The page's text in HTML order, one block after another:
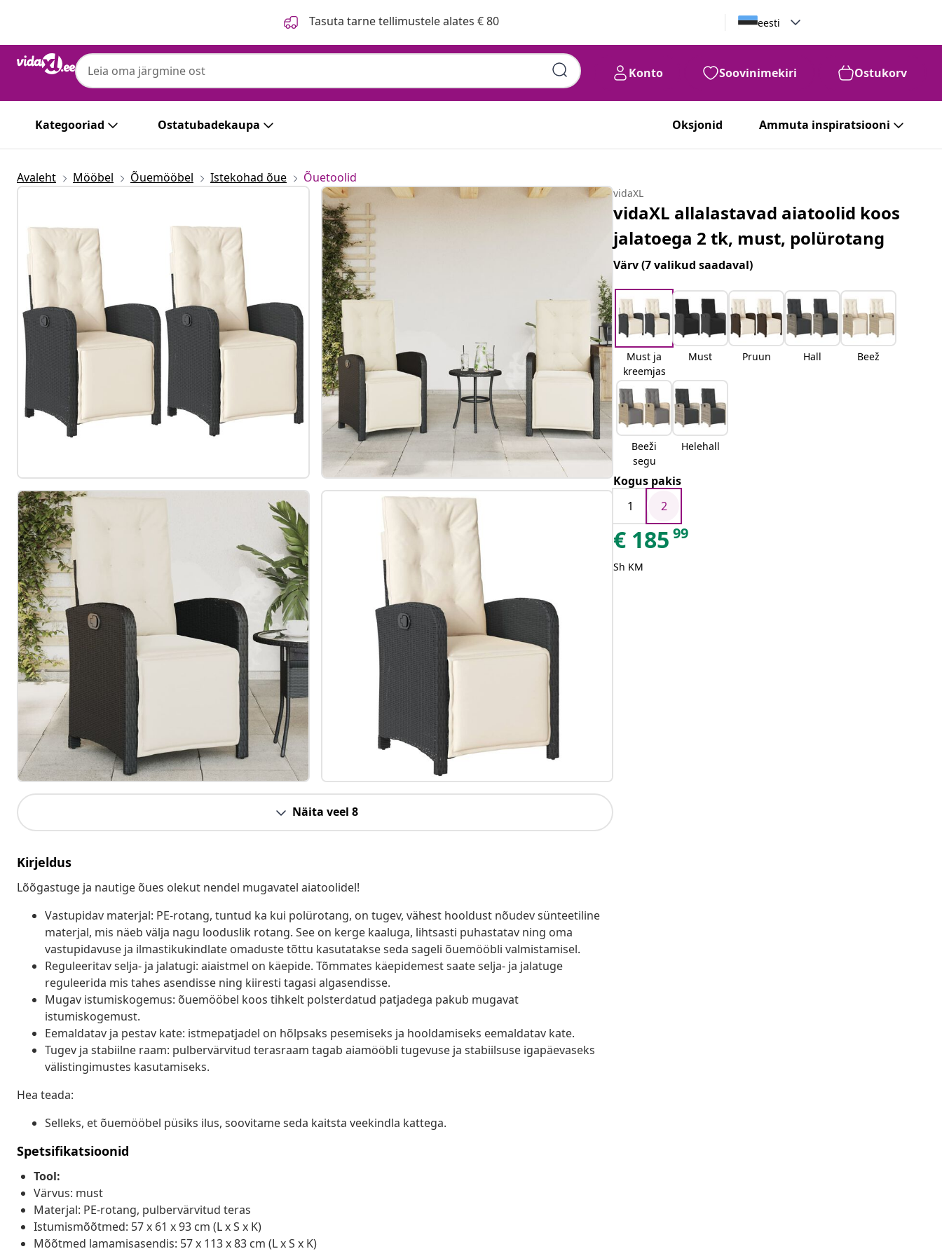
Tasuta tarne tellimustele alates € 80 eesti
Konto Soovinimekiri Ostukorv
Kategooriad Ostatubadekaupa Oksjonid Ammuta inspiratsiooni
Avaleht Mööbel Õuemööbel Istekohad õue Õuetoolid
Näita veel 8
Kirjeldus
Lõõgastuge ja nautige õues olekut nendel mugavatel aiatoolidel!
Vastupidav materjal: PE-rotang, tuntud ka kui polürotang, on tugev, vähest hooldust nõudev sünteetiline
materjal, mis näeb välja nagu looduslik rotang. See on kerge kaaluga, lihtsasti puhastatav ning oma
vastupidavuse ja ilmastikukindlate omaduste tõttu kasutatakse seda sageli õuemööbli valmistamisel.
Reguleeritav selja- ja jalatugi: aiaistmel on käepide. Tõmmates käepidemest saate selja- ja jalatuge
reguleerida mis tahes asendisse ning kiiresti tagasi algasendisse.
Mugav istumiskogemus: õuemööbel koos tihkelt polsterdatud patjadega pakub mugavat
istumiskogemust.
Eemaldatav ja pestav kate: istmepatjadel on hõlpsaks pesemiseks ja hooldamiseks eemaldatav kate.
Tugev ja stabiilne raam: pulbervärvitud terasraam tagab aiamööbli tugevuse ja stabiilsuse igapäevaseks
välistingimustes kasutamiseks.
Hea teada:
Selleks, et õuemööbel püsiks ilus, soovitame seda kaitsta veekindla kattega.
Spetsifikatsioonid
Tool:
Värvus: must
Materjal: PE-rotang, pulbervärvitud teras
Istumismõõtmed: 57 x 61 x 93 cm (L x S x K)
Mõõtmed lamamisasendis: 57 x 113 x 83 cm (L x S x K)
vidaXL
vidaXL allalastavad aiatoolid koos
jalatoega 2 tk, must, polürotang
Värv(7 valikud saadaval)
Must ja
kreemjas
Must Pruun Hall Beež
Beeži
segu
Helehall
Kogus pakis
1
2
€ 185 99
Sh KM